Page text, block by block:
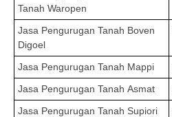
Tanah Waropen
Jasa Pengurugan Tanah Boven
Digoel
Jasa Pengurugan Tanah Mappi
Jasa Pengurugan Tanah Asmat
Jasa Pengurugan Tanah Supiori